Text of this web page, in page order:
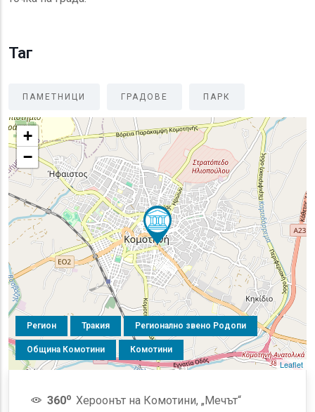
Таг
ПАМЕТНИЦИ ГРАДОВЕ ПАРК
Регион Тракия Регионално звено Родопи
Община Комотини Комотини
+
−
Leaflet
360o Хероонът на Комотини, „Мечът“